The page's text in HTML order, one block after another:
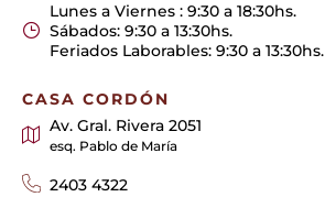
Lunes a Viernes : 9:30 a 18:30hs.
Sábados: 9:30 a 13:30hs.
Feriados Laborables: 9:30 a 13:30hs.
CASA CORDÓN
Av. Gral. Rivera 2051
esq. Pablo de María
2403 4322